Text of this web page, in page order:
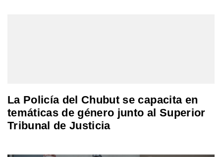
La Policía del Chubut se capacita en
temáticas de género junto al Superior
Tribunal de Justicia